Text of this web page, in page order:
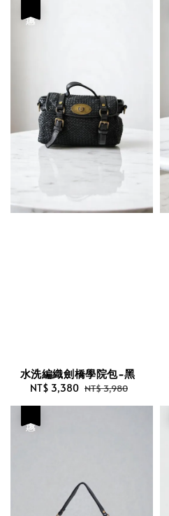
水洗編織劍橋學院包-黑
Sale
price
NT$ 3,380 Regular
price
NT$ 3,980